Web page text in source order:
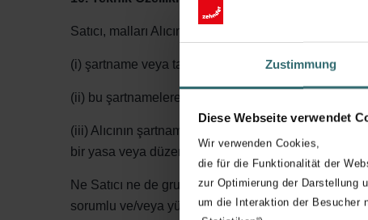
Zustimmung
Diese Webseite verwendet
Wir verwenden Cookies,
die für die Funktionalität der
zur Optimierung der Darstellung
um die Interaktion der Besucher
Satıcı, malları Alıcının şartnamelerine veya
(i) şartname veya talimatların doğru olması;
(ii) bu şartnamelere veya talimatlara uygun olarak
(iii) Alıcının şartnameleri veya talimatları, Satıcı
bir yasa veya düzenlemenin ihlaline neden
Ne Satıcı ne de grubunun herhangi bir üyesi,
sorumlu ve/veya yükümlü olmayacaktır.